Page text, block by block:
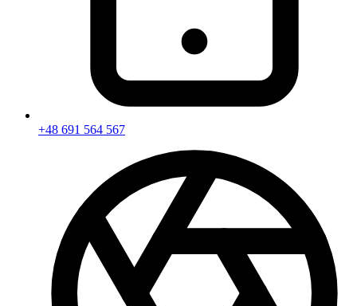
+48 691 564 567